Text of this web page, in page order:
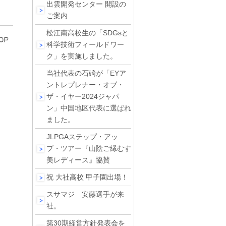
出雲開発センター 開設の
ご案内
松江南高校生の「SDGsと
科学技術フィールドワー
ク」を実施しました。
当社代表の石碕が「EYア
ントレプレナー・オブ・
ザ・イヤー2024ジャパ
ン」中国地区代表に選ばれ
ました。
JLPGAステップ・アッ
プ・ツアー『山陰ご縁むす
美レディース』協賛
祝 大社高校 甲子園出場！
スサマジ 安藤選手が来
社。
第30期経営方針発表会を